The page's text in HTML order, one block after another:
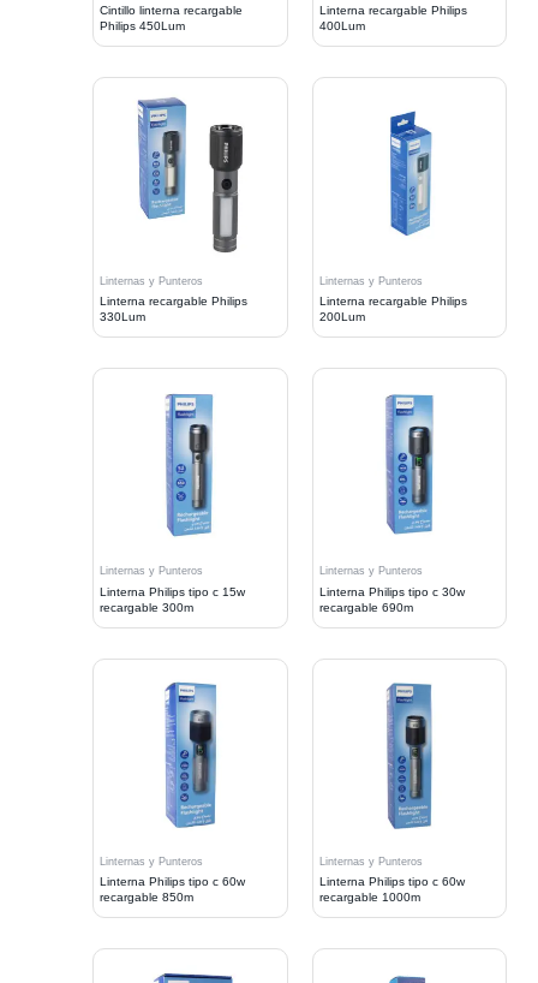
Cintillo linterna recargable
Philips 450Lum
Linterna recargable Philips
400Lum
Linternas y Punteros
Linterna recargable Philips
330Lum
Linternas y Punteros
Linterna recargable Philips
200Lum
Linternas y Punteros
Linterna Philips tipo c 15w
recargable 300m
Linternas y Punteros
Linterna Philips tipo c 30w
recargable 690m
Linternas y Punteros
Linterna Philips tipo c 60w
recargable 850m
Linternas y Punteros
Linterna Philips tipo c 60w
recargable 1000m